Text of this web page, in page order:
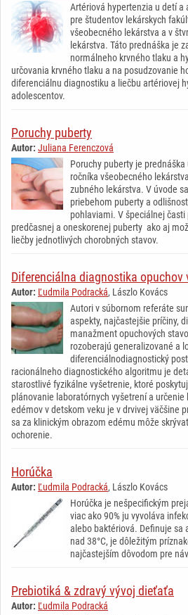
Artériová hypertenzia u detí a
pre študentov lekárskych
všeobecného lekárstva a v
lekárstva. Táto prednáška je
normálneho krvného tlaku a
určovania krvného tlaku a na posudzovanie
diferenciálnu diagnostiku a liečbu artériovej
adolescentov.
Poruchy puberty
Autor: Juliana Ferenczová
Poruchy puberty je
ročníka všeobecného
zubného lekárstva. V úvode
priebehom puberty a
pohlaviami. V špeciálnej
predčasnej a oneskorenej puberty ako aj
liečby jednotlivých chorobných stavov.
Diferenciálna diagnostika opuchov
Autor: Ľudmila Podracká, Lászlo Kovács
Autori v súbornom referáte
aspekty, najčastejšie príčiny,
manažment opuchových
rozoberajú generalizované a
diferenciálnodiagnostický
racionálneho diagnostického algoritmu je
starostlivé fyzikálne vyšetrenie, ktoré
plánovanie laboratórnych vyšetrení a určenie
edémov v detskom veku je v drvivej väčšine
sa za klinickým obrazom edému môže
ochorenie.
Horúčka
Autor: Ľudmila Podracká, Lászlo Kovács
Horúčka je nešpecifickým
viac ako 90% ju vyvoláva
alebo baktériová. Definuje sa
nad 38°C, je dôležitým
najčastejším dôvodom pre
Prebiotiká & zdravý vývoj dieťaťa
Autor: Ľudmila Podracká